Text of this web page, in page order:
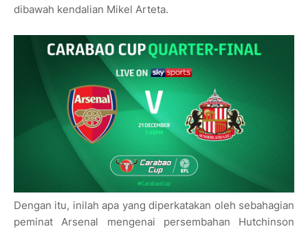
dibawah kendalian Mikel Arteta.
Dengan itu, inilah apa yang diperkatakan oleh sebahagian
peminat Arsenal mengenai persembahan Hutchinson